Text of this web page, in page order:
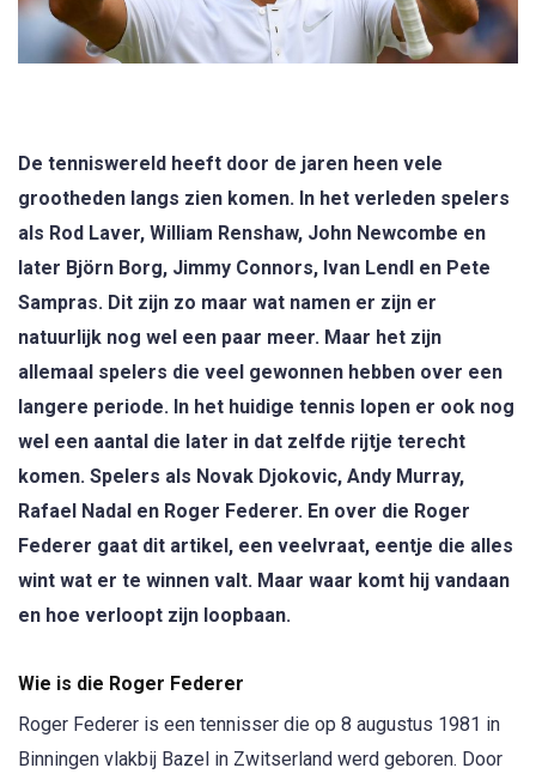
De tenniswereld heeft door de jaren heen vele
grootheden langs zien komen. In het verleden spelers
als Rod Laver, William Renshaw, John Newcombe en
later Björn Borg, Jimmy Connors, Ivan Lendl en Pete
Sampras. Dit zijn zo maar wat namen er zijn er
natuurlijk nog wel een paar meer. Maar het zijn
allemaal spelers die veel gewonnen hebben over een
langere periode. In het huidige tennis lopen er ook nog
wel een aantal die later in dat zelfde rijtje terecht
komen. Spelers als Novak Djokovic, Andy Murray,
Rafael Nadal en Roger Federer. En over die Roger
Federer gaat dit artikel, een veelvraat, eentje die alles
wint wat er te winnen valt. Maar waar komt hij vandaan
en hoe verloopt zijn loopbaan.
Wie is die Roger Federer
Roger Federer is een tennisser die op 8 augustus 1981 in
Binningen vlakbij Bazel in Zwitserland werd geboren. Door